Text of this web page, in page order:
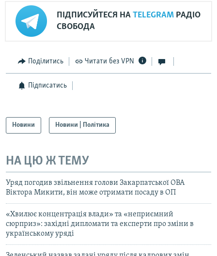
ПІДПИСУЙТЕСЯ НА TELEGRAM РАДІО
СВОБОДА
Поділитись Читати без VPN
Підписатись
Новини Новини | Політика
НА ЦЮ Ж ТЕМУ
Уряд погодив звільнення голови Закарпатської ОВА
Віктора Микити, він може отримати посаду в ОП
«Хвилює концентрація влади» та «неприємний
сюрприз»: західні дипломати та експерти про зміни в
українському уряді